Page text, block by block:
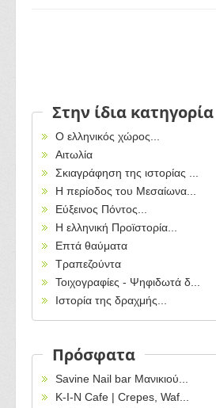
Στην ίδια κατηγορία
Ο ελληνικός χώρος...
Αιτωλία
Σκιαγράφηση της ιστορίας ...
Η περίοδος του Μεσαίωνα...
Εύξεινος Πόντος...
Η ελληνική Προϊστορία...
Επτά θαύματα
Τραπεζούντα
Τοιχογραφίες - Ψηφιδωτά δ...
Ιστορία της δραχμής...
Πρόσφατα
Savine Nail bar Μανικιού...
Κ-Ι-Ν Cafe | Crepes, Waf...